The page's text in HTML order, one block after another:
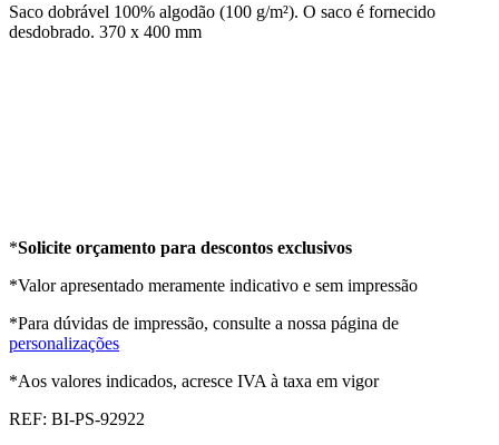
Saco dobrável 100% algodão (100 g/m²). O saco é fornecido
desdobrado. 370 x 400 mm
*Solicite orçamento para descontos exclusivos
*Valor apresentado meramente indicativo e sem impressão
*Para dúvidas de impressão, consulte a nossa página de
personalizações
*Aos valores indicados, acresce IVA à taxa em vigor
REF: BI-PS-92922